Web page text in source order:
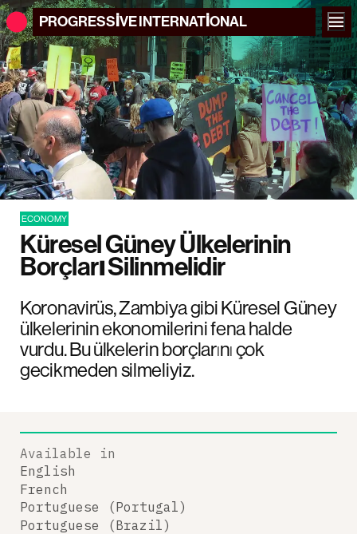
PROGRESSIVEINTERNATIONAL
ECONOMY
Küresel Güney Ülkelerinin
Borçları Silinmelidir
Koronavirüs, Zambiya gibi Küresel Güney
ülkelerinin ekonomilerini fena halde
vurdu. Bu ülkelerin borçlarını çok
gecikmeden silmeliyiz.
Available in
English
French
Portuguese (Portugal)
Portuguese (Brazil)